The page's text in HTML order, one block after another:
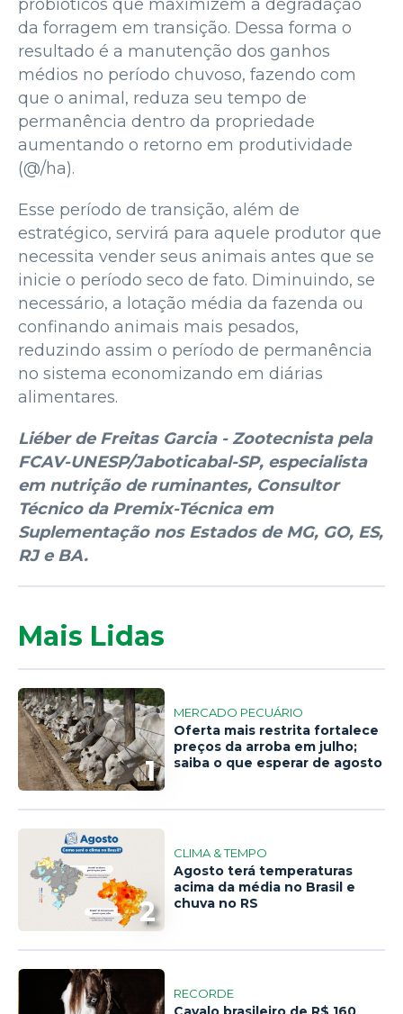
probióticos que maximizem a degradação
da forragem em transição. Dessa forma o
resultado é a manutenção dos ganhos
médios no período chuvoso, fazendo com
que o animal, reduza seu tempo de
permanência dentro da propriedade
aumentando o retorno em produtividade
(@/ha).
Esse período de transição, além de
estratégico, servirá para aquele produtor que
necessita vender seus animais antes que se
inicie o período seco de fato. Diminuindo, se
necessário, a lotação média da fazenda ou
confinando animais mais pesados,
reduzindo assim o período de permanência
no sistema economizando em diárias
alimentares.
Liéber de Freitas Garcia - Zootecnista pela
FCAV-UNESP/Jaboticabal-SP, especialista
em nutrição de ruminantes, Consultor
Técnico da Premix-Técnica em
Suplementação nos Estados de MG, GO, ES,
RJ e BA.
Mais Lidas
1
MERCADO PECUÁRIO
Oferta mais restrita fortalece
preços da arroba em julho;
saiba o que esperar de agosto
2
CLIMA & TEMPO
Agosto terá temperaturas
acima da média no Brasil e
chuva no RS
RECORDE